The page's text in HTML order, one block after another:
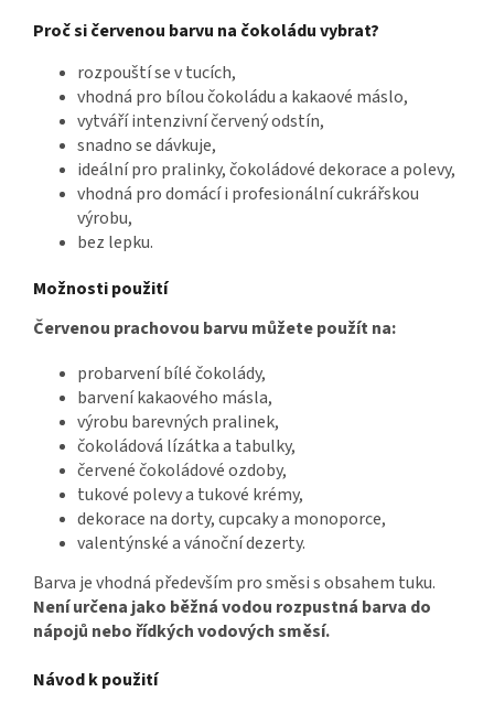
Proč si červenou barvu na čokoládu vybrat?
rozpouští se v tucích,
vhodná pro bílou čokoládu a kakaové máslo,
vytváří intenzivní červený odstín,
snadno se dávkuje,
ideální pro pralinky, čokoládové dekorace a polevy,
vhodná pro domácí i profesionální cukrářskou
výrobu,
bez lepku.
Možnosti použití
Červenou prachovou barvu můžete použít na:
probarvení bílé čokolády,
barvení kakaového másla,
výrobu barevných pralinek,
čokoládová lízátka a tabulky,
červené čokoládové ozdoby,
tukové polevy a tukové krémy,
dekorace na dorty, cupcaky a monoporce,
valentýnské a vánoční dezerty.
Barva je vhodná především pro směsi s obsahem tuku.
Není určena jako běžná vodou rozpustná barva do
nápojů nebo řídkých vodových směsí.
Návod k použití